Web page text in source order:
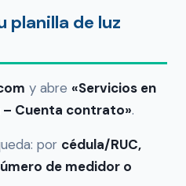
planilla de luz
y abre «Servicios en
Cuenta contrato».
por cédula/RUC,
de medidor o